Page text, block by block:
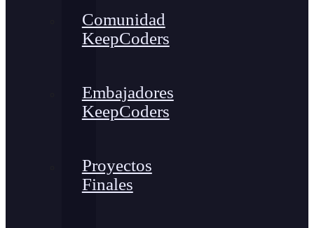
Comunidad
KeepCoders
Embajadores
KeepCoders
Proyectos
Finales